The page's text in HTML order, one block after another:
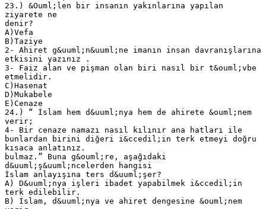
23.) &Ouml;len bir insanın yakınlarına yapılan
ziyarete ne
denir?
A)Vefa
B)Taziye
2- Ahiret g&uuml;n&uuml;ne imanın insan davranışlarına
etkisini yazınız .
3- Faiz alan ve pişman olan biri nasıl bir t&ouml;vbe
etmelidir.
C)Hasenat
D)Mukabele
E)Cenaze
24.) “ İslam hem d&uuml;nya hem de ahirete &ouml;nem
verir;
4- Bir cenaze namazı nasıl kılınır ana hatları ile
bunlardan birini diğeri i&ccedil;in terk etmeyi doğru
kısaca anlatınız.
bulmaz.” Buna g&ouml;re, aşağıdaki
d&uuml;ş&uuml;ncelerden hangisi
İslam anlayışına ters d&uuml;şer?
A) D&uuml;nya işleri ibadet yapabilmek i&ccedil;in
terk edilebilir.
B) İslam, d&uuml;nya ve ahiret dengesine &ouml;nem